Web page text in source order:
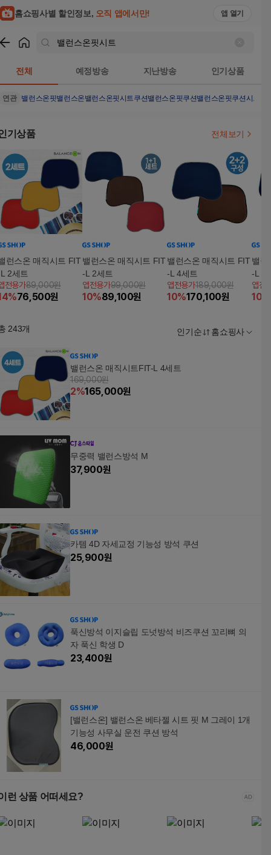
홈쇼핑사별 할인정보, 오직 앱에서만! 앱 열기
전체 예정방송 지난방송 인기상품
연관 밸런스온핏밸런스온밸런스온핏시트쿠션밸런스온핏쿠션밸런스온핏쿠션시트
기상품 전체보기
런스온 매직시트 FIT
2세트
전용가89,000원
%76,500원
밸런스온 매직시트 FIT
-L 2세트
앱전용가99,000원
10%89,100원
밸런스온 매직시트 FIT
-L 4세트
앱전용가189,000원
10%170,100원
밸런
-L 1
앱전
10
243개 인기순 홈쇼핑사
밸런스온 매직시트FIT-L 4세트
169,000원
2%165,000원
무중력 밸런스방석 M
37,900원
카템 4D 자세교정 기능성 방석 쿠션
25,900원
푹신방석 이지슬립 도넛방석 비즈쿠션 꼬리뼈 의
자 푹신 학생 D
23,400원
[밸런스온] 밸런스온 베타젤 시트 핏 M 그레이 1개
기능성 사무실 운전 쿠션 방석
46,000원
런 상품 어떠세요?